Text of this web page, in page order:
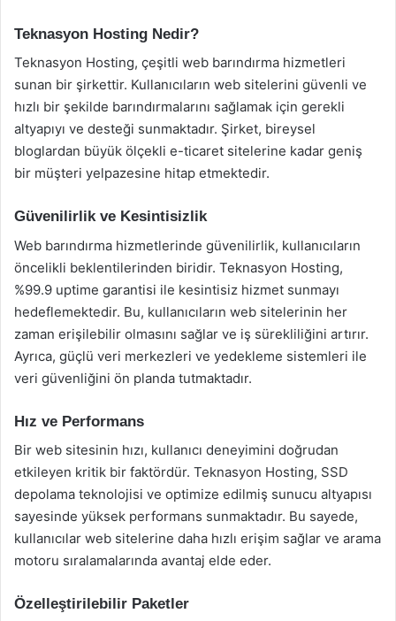
Teknasyon Hosting Nedir?
Teknasyon Hosting, çeşitli web barındırma hizmetleri
sunan bir şirkettir. Kullanıcıların web sitelerini güvenli ve
hızlı bir şekilde barındırmalarını sağlamak için gerekli
altyapıyı ve desteği sunmaktadır. Şirket, bireysel
bloglardan büyük ölçekli e-ticaret sitelerine kadar geniş
bir müşteri yelpazesine hitap etmektedir.
Güvenilirlik ve Kesintisizlik
Web barındırma hizmetlerinde güvenilirlik, kullanıcıların
öncelikli beklentilerinden biridir. Teknasyon Hosting,
%99.9 uptime garantisi ile kesintisiz hizmet sunmayı
hedeflemektedir. Bu, kullanıcıların web sitelerinin her
zaman erişilebilir olmasını sağlar ve iş sürekliliğini artırır.
Ayrıca, güçlü veri merkezleri ve yedekleme sistemleri ile
veri güvenliğini ön planda tutmaktadır.
Hız ve Performans
Bir web sitesinin hızı, kullanıcı deneyimini doğrudan
etkileyen kritik bir faktördür. Teknasyon Hosting, SSD
depolama teknolojisi ve optimize edilmiş sunucu altyapısı
sayesinde yüksek performans sunmaktadır. Bu sayede,
kullanıcılar web sitelerine daha hızlı erişim sağlar ve arama
motoru sıralamalarında avantaj elde eder.
Özelleştirilebilir Paketler